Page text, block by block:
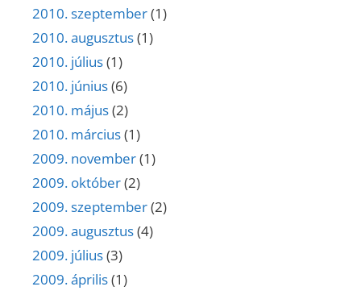
2010. szeptember(1)
2010. augusztus(1)
2010. július(1)
2010. június(6)
2010. május(2)
2010. március(1)
2009. november(1)
2009. október(2)
2009. szeptember(2)
2009. augusztus(4)
2009. július(3)
2009. április(1)